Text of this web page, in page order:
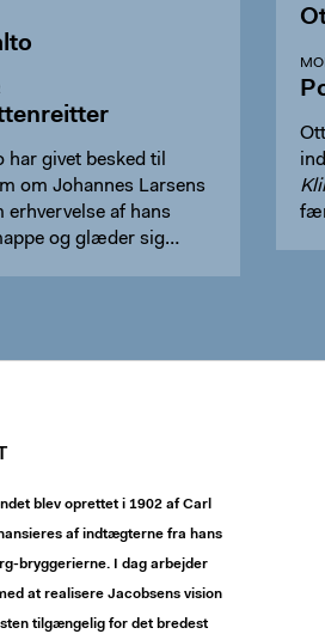
har givet besked til
om Johannes Larsens
erhvervelse af hans
og glæder sig…
blev oprettet i 1902 af Carl
af indtægterne fra hans
bryggerierne. I dag arbejder
at realisere Jacobsens vision
tilgængelig for det bredest